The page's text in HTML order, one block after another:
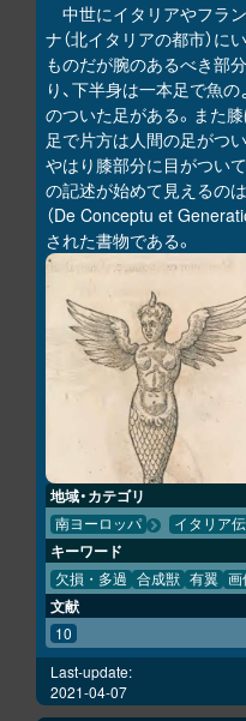
中世にイタリアやフラ
ナ（北イタリアの都市）
ものだが腕のあるべき部
り、下半身は一本足で魚
のついた足がある。また
足で片方は人間の足がつ
やはり膝部分に目がつい
の記述が始めて見えるの
（De Conceptu et
された書物である。
地域・カテゴリ
南ヨーロッパ イタリア
キーワード
欠損・多過 合成獣 有翼 画
文献
10
Last-update:
2021-04-07